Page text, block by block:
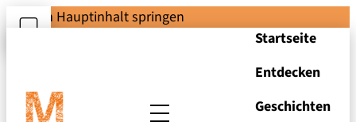
Zum Hauptinhalt springen
Startseite
Entdecken
Geschichten